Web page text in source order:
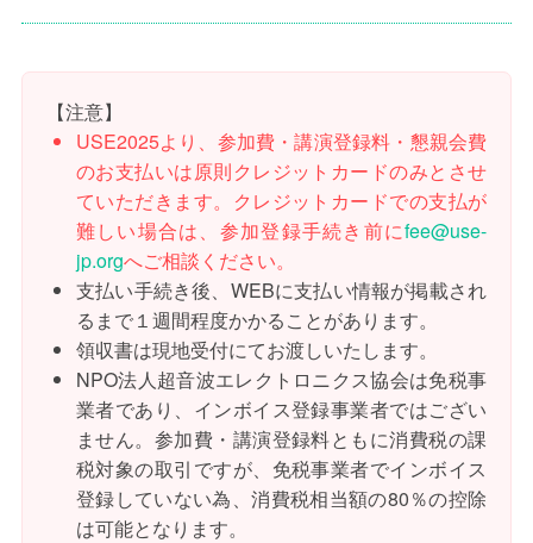
【注意】
USE2025より、参加費・講演登録料・懇親会費
のお支払いは原則クレジットカードのみとさせ
ていただきます。クレジットカードでの支払が
難しい場合は、参加登録手続き前にfee
use-
jp.orgへご相談ください。
支払い手続き後、WEBに支払い情報が掲載され
るまで１週間程度かかることがあります。
領収書は現地受付にてお渡しいたします。
NPO法人超音波エレクトロニクス協会は免税事
業者であり、インボイス登録事業者ではござい
ません。参加費・講演登録料ともに消費税の課
税対象の取引ですが、免税事業者でインボイス
登録していない為、消費税相当額の80％の控除
は可能となります。